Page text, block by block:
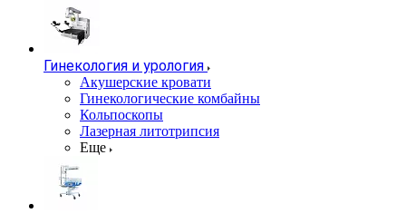
Гинекология и урология
Акушерские кровати
Гинекологические комбайны
Кольпоскопы
Лазерная литотрипсия
Еще